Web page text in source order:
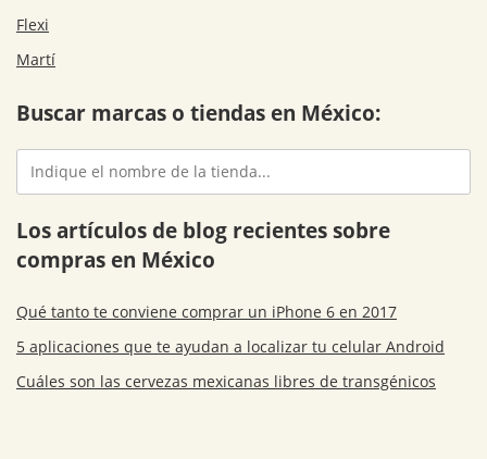
Flexi
Martí
Buscar marcas o tiendas en México:
Los artículos de blog recientes sobre
compras en México
Qué tanto te conviene comprar un iPhone 6 en 2017
5 aplicaciones que te ayudan a localizar tu celular Android
Cuáles son las cervezas mexicanas libres de transgénicos